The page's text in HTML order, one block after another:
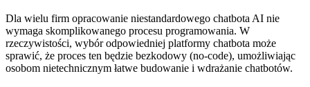
Dla wielu firm opracowanie niestandardowego chatbota AI nie
wymaga skomplikowanego procesu programowania. W
rzeczywistości, wybór odpowiedniej platformy chatbota może
sprawić, że proces ten będzie bezkodowy (no-code), umożliwiając
osobom nietechnicznym łatwe budowanie i wdrażanie chatbotów.